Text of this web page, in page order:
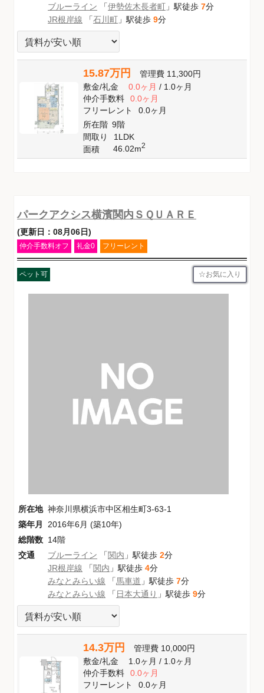
ブルーライン 「伊勢佐木長者町 」駅徒歩 7分
JR根岸線 「石川町 」駅徒歩 9分
15.87万円 管理費 11,300円
敷金/礼金 0.0ヶ月/ 1.0ヶ月
仲介手数料
0.0ヶ月
フリーレント
0.0ヶ月
所在階 9階
間取り
1LDK
面積
46.02m2
パークアクシス横濱関内ＳＱＵＡＲＥ
(更新日：08月06日)
仲介手数料オフ 礼金0 フリーレント
ペット可 お気に入り
所在地 神奈川県横浜市中区相生町3-63-1
築年月
2016年6月 (築10年)
総階数 14階
交通
ブルーライン 「関内 」駅徒歩 2分
JR根岸線 「関内 」駅徒歩 4分
みなとみらい線 「馬車道 」駅徒歩 7分
みなとみらい線 「日本大通り 」駅徒歩 9分
14.3万円 管理費 10,000円
敷金/礼金 1.0ヶ月/ 1.0ヶ月
仲介手数料
0.0ヶ月
フリーレント
0.0ヶ月